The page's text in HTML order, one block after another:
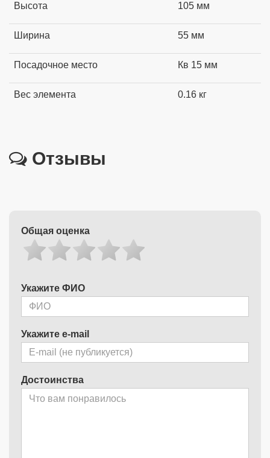
Высота 105 мм
Ширина 55 мм
Посадочное место Кв 15 мм
Вес элемента 0.16 кг
Отзывы
Общая оценка
Укажите ФИО
Укажите e-mail
Достоинства